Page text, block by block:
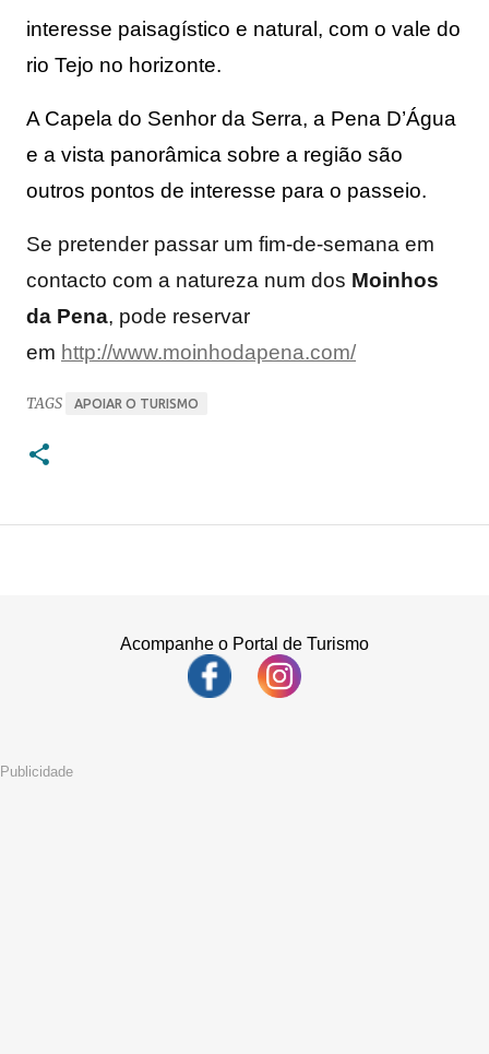
interesse paisagístico e natural, com o vale do
rio Tejo no horizonte.
A Capela do Senhor da Serra, a Pena D’Água
e a vista panorâmica sobre a região são
outros pontos de interesse para o passeio.
Se pretender passar um fim-de-semana em
contacto com a natureza num dos Moinhos
da Pena, pode reservar
em http://www.moinhodapena.com/
TAGS APOIAR O TURISMO
Acompanhe o Portal de Turismo
Publicidade